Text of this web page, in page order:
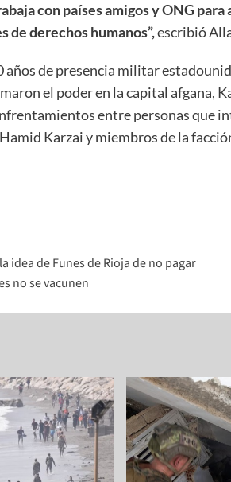
con países amigos y ONG
de derechos humanos”,escribió
años de presencia militar
el poder en la capital afgana,
entre personas que
Karzai y miembros de la
idea de Funes de Rioja de no pagar
no se vacunen